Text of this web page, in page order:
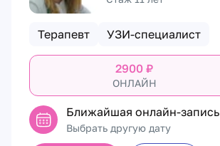
Терапевт УЗИ-специалист
2900 ₽
ОНЛАЙН
Ближайшая онлайн-запись
Выбрать другую дату